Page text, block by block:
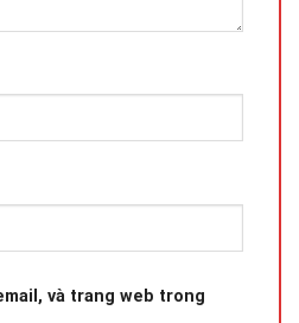
và trang web trong